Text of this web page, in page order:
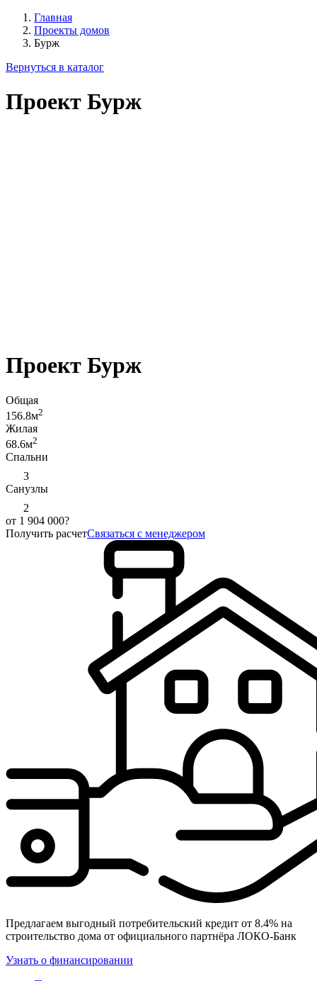
Главная
Проекты домов
Бурж
Вернуться в каталог
Проект Бурж
Проект Бурж
Общая
156.8м2
Жилая
68.6м2
Спальни
3
Санузлы
2
от 1 904 000?
Получить расчетСвязаться с менеджером
Предлагаем выгодный потребительский кредит от 8.4% на
строительство дома от официального партнёра ЛОКО-Банк
Узнать о финансировании